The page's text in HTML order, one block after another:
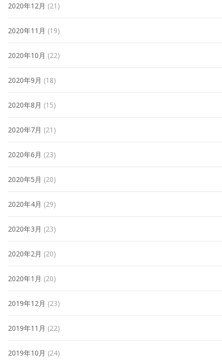
2020年12月 (21)
2020年11月 (19)
2020年10月 (22)
2020年9月 (18)
2020年8月 (15)
2020年7月 (21)
2020年6月 (23)
2020年5月 (20)
2020年4月 (29)
2020年3月 (23)
2020年2月 (20)
2020年1月 (20)
2019年12月 (23)
2019年11月 (22)
2019年10月 (24)